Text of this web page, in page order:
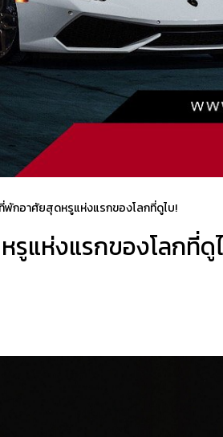
พักอาศัยสุดหรูแห่งแรกของโลกที่ดูไบ!
รูแห่งแรกของโลกที่ดู